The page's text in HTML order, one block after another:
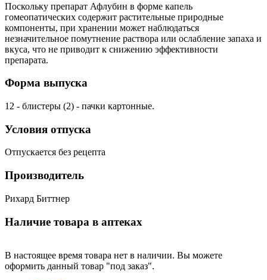
Поскольку препарат Афлубин в форме капель
гомеопатических содержит растительные природные
компоненты, при хранении может наблюдаться
незначительное помутнение раствора или ослабление запаха и
вкуса, что не приводит к снижению эффективности
препарата.
Форма выпуска
12 - блистеры (2) - пачки картонные.
Условия отпуска
Отпускается без рецепта
Производитель
Рихард Биттнер
Наличие товара в аптеках
В настоящее время товара нет в наличии. Вы можете
оформить данный товар "под заказ".